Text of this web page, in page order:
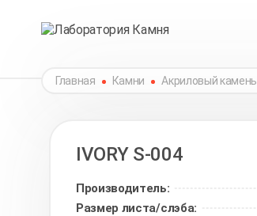
Главная Камни Акриловый камень
IVORY S-004
Производитель:
Размер листа/слэба: